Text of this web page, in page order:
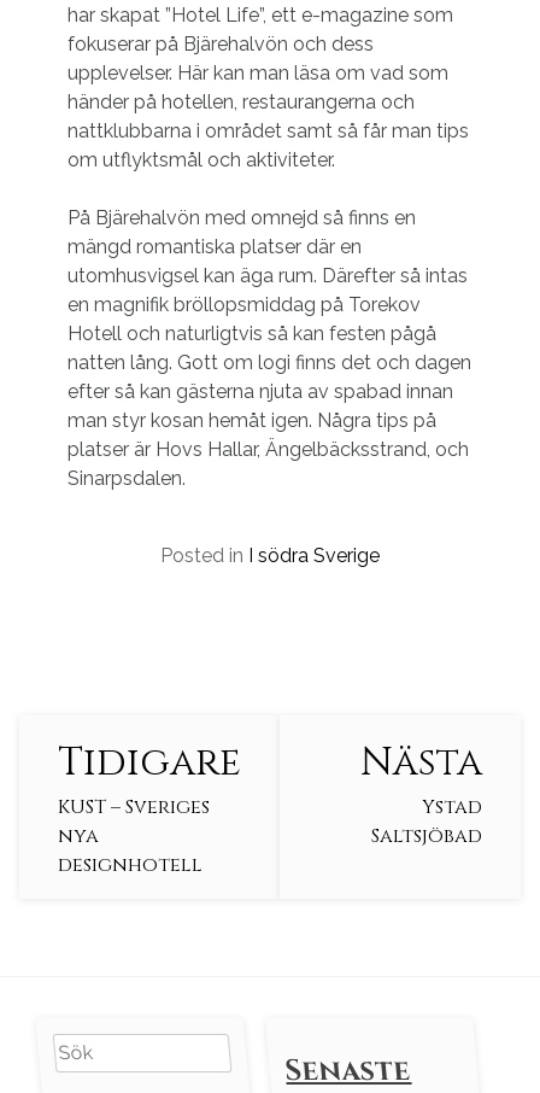
har skapat ”Hotel Life”, ett e-magazine som
fokuserar på Bjärehalvön och dess
upplevelser. Här kan man läsa om vad som
händer på hotellen, restaurangerna och
nattklubbarna i området samt så får man tips
om utflyktsmål och aktiviteter.
På Bjärehalvön med omnejd så finns en
mängd romantiska platser där en
utomhusvigsel kan äga rum. Därefter så intas
en magnifik bröllopsmiddag på Torekov
Hotell och naturligtvis så kan festen pågå
natten lång. Gott om logi finns det och dagen
efter så kan gästerna njuta av spabad innan
man styr kosan hemåt igen. Några tips på
platser är Hovs Hallar, Ängelbäcksstrand, och
Sinarpsdalen.
Posted in I södra Sverige
Continue
Reading
Tidigare
KUST – Sveriges
nya
designhotell
Nästa
Ystad
Saltsjöbad
Search
for:
Senaste